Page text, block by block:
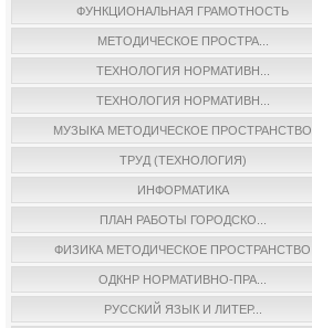
ФУНКЦИОНАЛЬНАЯ ГРАМОТНОСТЬ
МЕТОДИЧЕСКОЕ ПРОСТРА...
ТЕХНОЛОГИЯ НОРМАТИВН...
ТЕХНОЛОГИЯ НОРМАТИВН...
МУЗЫКА МЕТОДИЧЕСКОЕ ПРОСТРАНСТВО
ТРУД (ТЕХНОЛОГИЯ)
ИНФОРМАТИКА
ПЛАН РАБОТЫ ГОРОДСКО...
ФИЗИКА МЕТОДИЧЕСКОЕ ПРОСТРАНСТВО
ОДКНР НОРМАТИВНО-ПРА...
РУССКИЙ ЯЗЫК И ЛИТЕР...